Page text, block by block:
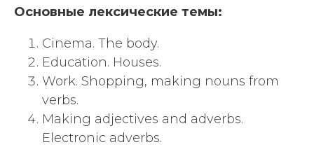
Основные лексические темы:
Cinema. The body.
Education. Houses.
Work. Shopping, making nouns from
verbs.
Making adjectives and adverbs.
Electronic adverbs.